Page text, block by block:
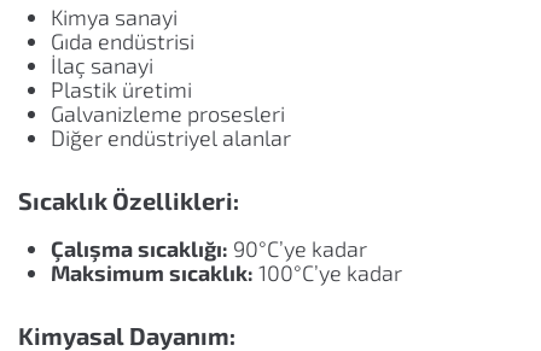
Kimya sanayi
Gıda endüstrisi
İlaç sanayi
Plastik üretimi
Galvanizleme prosesleri
Diğer endüstriyel alanlar
Sıcaklık Özellikleri:
Çalışma sıcaklığı: 90°C’ye kadar
Maksimum sıcaklık: 100°C’ye kadar
Kimyasal Dayanım: